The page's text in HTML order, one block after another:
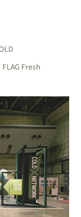
FLAG Fresh